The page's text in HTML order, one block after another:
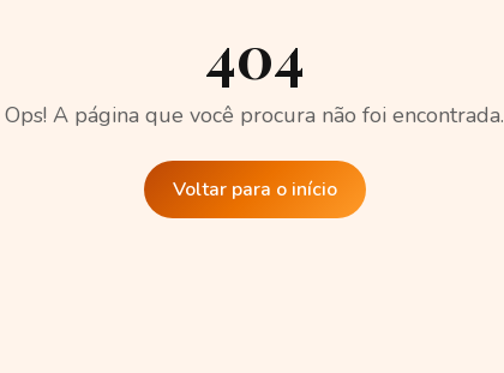
404
Ops! A página que você procura não foi encontrada.
Voltar para o início